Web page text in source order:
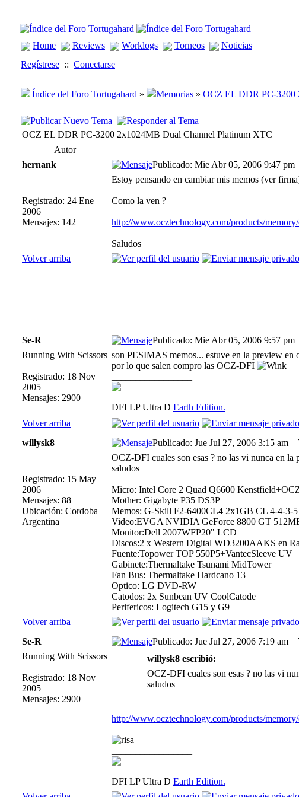
Home Reviews Worklogs Torneos Noticias
Regístrese :: Conectarse
Índice del Foro Tortugahard » Memorias » OCZ EL DDR PC-3200
OCZ EL DDR PC-3200 2x1024MB Dual Channel Platinum XTC
Autor
hernank
Publicado: Mie Abr 05, 2006 9:47 pm
Registrado: 24 Ene
2006
Mensajes: 142
Estoy pensando en cambiar mis memos (ver
Como la ven ?
http://www.ocztechnology.com/products/
Saludos
Volver arriba
Se-R Publicado: Mie Abr 05, 2006 9:57 pm
Running With Scissors
Registrado: 18 Nov
2005
Mensajes: 2900
son PESIMAS memos... estuve en la preview en
por lo que salen compro las OCZ-DFI
DFI LP Ultra D Earth Edition.
Volver arriba
willysk8
Publicado: Jue Jul 27, 2006 3:15 am
Registrado: 15 May
2006
Mensajes: 88
Ubicación: Cordoba
Argentina
OCZ-DFI cuales son esas ? no las vi nunca en la
saludos
Micro: Intel Core 2 Quad Q6600
Mother: Gigabyte P35 DS3P
Memos: G-Skill F2-6400CL4 2x1GB CL 4-4-3-5
Video:EVGA NVIDIA GeForce 8800 GT
Monitor:Dell 2007WFP20" LCD
Discos:2 x Western Digital WD3200AAKS en
Fuente:Topower TOP 550P5+VantecSleeve UV
Gabinete:Thermaltake Tsunami MidTower
Fan Bus: Thermaltake Hardcano 13
Optico: LG DVD-RW
Catodos: 2x Sunbean UV CoolCatode
Perifericos: Logitech G15 y G9
Volver arriba
Se-R
Publicado: Jue Jul 27, 2006 7:19 am
Running With Scissors
Registrado: 18 Nov
2005
Mensajes: 2900
willysk8 escribió:
OCZ-DFI cuales son esas ? no las vi
saludos
http://www.ocztechnology.com/products/
DFI LP Ultra D Earth Edition.